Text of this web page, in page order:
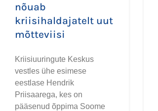
nõuab
kriisihaldajatelt uut
mõtteviisi
Kriisiuuringute Keskus
vestles ühe esimese
eestlase Hendrik
Priisaarega, kes on
pääsenud õppima Soome